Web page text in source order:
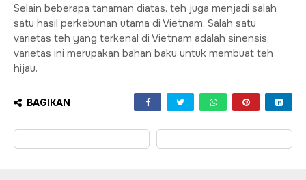
Selain beberapa tanaman diatas, teh juga menjadi salah
satu hasil perkebunan utama di Vietnam. Salah satu
varietas teh yang terkenal di Vietnam adalah sinensis,
varietas ini merupakan bahan baku untuk membuat teh
hijau.
BAGIKAN